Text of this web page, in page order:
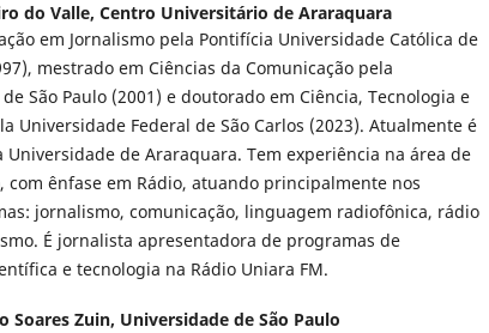
do Valle, Centro Universitário de Araraquara
em Jornalismo pela Pontifícia Universidade Católica de
mestrado em Ciências da Comunicação pela
São Paulo (2001) e doutorado em Ciência, Tecnologia e
Universidade Federal de São Carlos (2023). Atualmente é
Universidade de Araraquara. Tem experiência na área de
com ênfase em Rádio, atuando principalmente nos
jornalismo, comunicação, linguagem radiofônica, rádio
É jornalista apresentadora de programas de
e tecnologia na Rádio Uniara FM.
Soares Zuin, Universidade de São Paulo